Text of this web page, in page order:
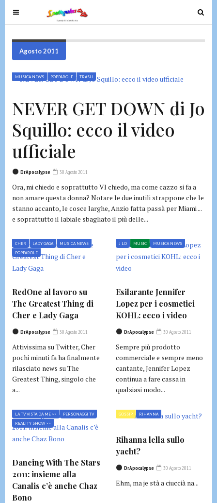
T
o
l
n
v
i
g
t
o
n
T
o
v
i
Agosto 2011
MUSICA NEWS POPPAROLE TRASH
NEVER GET DOWN di Jo
Squillo: ecco il video
ufficiale
DrApocalypse 30 Agosto 2011
Ora, mi chiedo e soprattutto VI chiedo, ma come cazzo si fa a
non amare questa donna? Notare le due inutili strappone che le
stanno accanto, le cosce larghe, Anzio fatta passà per Miami ...
e soprattutto il labiale sbagliato il più delle...
CHER LADY GAGA
MUSICA NEWS
POPPAROLE
RedOne al lavoro su
The Greatest Thing di
Cher e Lady Gaga
DrApocalypse 30 Agosto 2011
Attivissima su Twitter, Cher
pochi minuti fa ha finalmente
rilasciato news su The
Greatest Thing, singolo che
a...
J LO MUSIC MUSICA NEWS
Esilarante Jennifer
Lopez per i cosmetici
KOHL: ecco i video
DrApocalypse 30 Agosto 2011
Sempre più prodotto
commerciale e sempre meno
cantante, Jennifer Lopez
continua a fare cassa in
qualsiasi modo...
LA TV VISTA DA ME >>
PERSONAGGI TV
REALITY SHOW >>
Dancing With The Stars
2011: insieme alla
Canalis c’è anche Chaz
Bono
GOSSIP RIHANNA
Rihanna lella sullo
yacht?
DrApocalypse 30 Agosto 2011
Ehm, ma je stà a ciuccià na...